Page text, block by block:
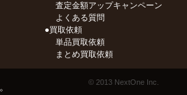
査定金額アップキャンペーン
よくある質問
●買取依頼
単品買取依頼
まとめ買取依頼
© 2013 NextOne Inc.